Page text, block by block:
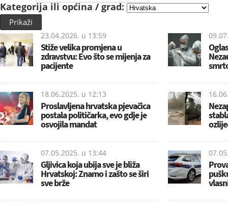
Kategorija ili općina / grad:
Prikaži
23.04.2026. u 13:59
Stiže velika promjena u
zdravstvu: Evo što se mijenja za
pacijente
18.06.2025. u 12:13
Proslavljena hrvatska pjevačica
postala političarka, evo gdje je
osvojila mandat
07.05.2025. u 13:44
Gljivica koja ubija sve je bliža
Hrvatskoj: Znamo i zašto se širi
sve brže